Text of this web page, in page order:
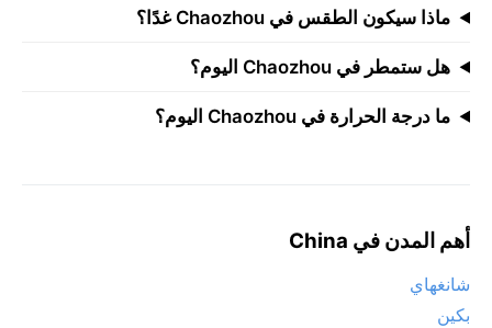
ماذا سيكون الطقس في Chaozhou غدًا؟
هل ستمطر في Chaozhou اليوم؟
ما درجة الحرارة في Chaozhou اليوم؟
أهم المدن في China
شانغهاي
بكين